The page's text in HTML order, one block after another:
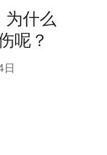
为什么
呢？